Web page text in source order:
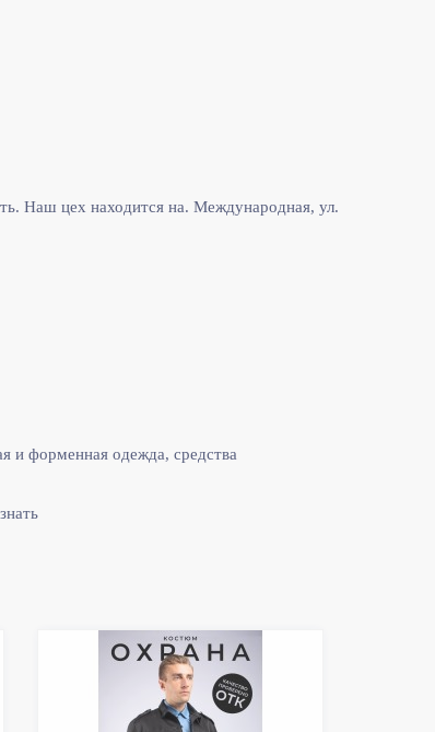
Наш цех находится на. Международная, ул.
и форменная одежда, средства